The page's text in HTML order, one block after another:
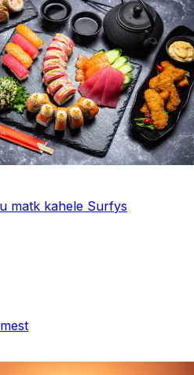
matk kahele Surfys